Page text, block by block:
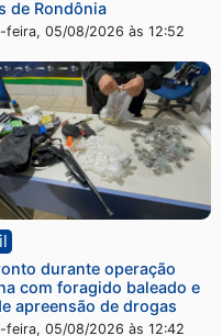
Polícia Civil prende dois
por tortura, tráfico e
arma em Itapuã
quinta-feira, 06/08/2026 às
Brasil